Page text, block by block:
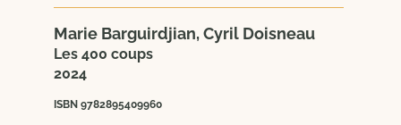
Marie Barguirdjian, Cyril Doisneau
Les 400 coups
2024
ISBN 9782895409960